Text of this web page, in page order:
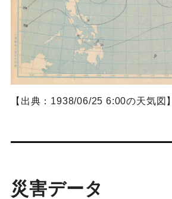
【出典：1938/06/25 6:00の天気図】
災害データ